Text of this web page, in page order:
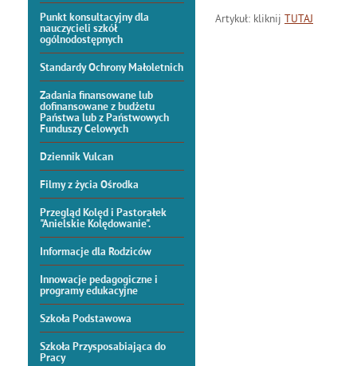
Punkt konsultacyjny dla
nauczycieli szkół
ogólnodostępnych
Standardy Ochrony Małoletnich
Zadania finansowane lub
dofinansowane z budżetu
Państwa lub z Państwowych
Funduszy Celowych
Dziennik Vulcan
Filmy z życia Ośrodka
Przegląd Kolęd i Pastorałek
"Anielskie Kolędowanie".
Informacje dla Rodziców
Innowacje pedagogiczne i
programy edukacyjne
Szkoła Podstawowa
Szkoła Przysposabiająca do
Pracy
Artykuł: kliknij TUTAJ